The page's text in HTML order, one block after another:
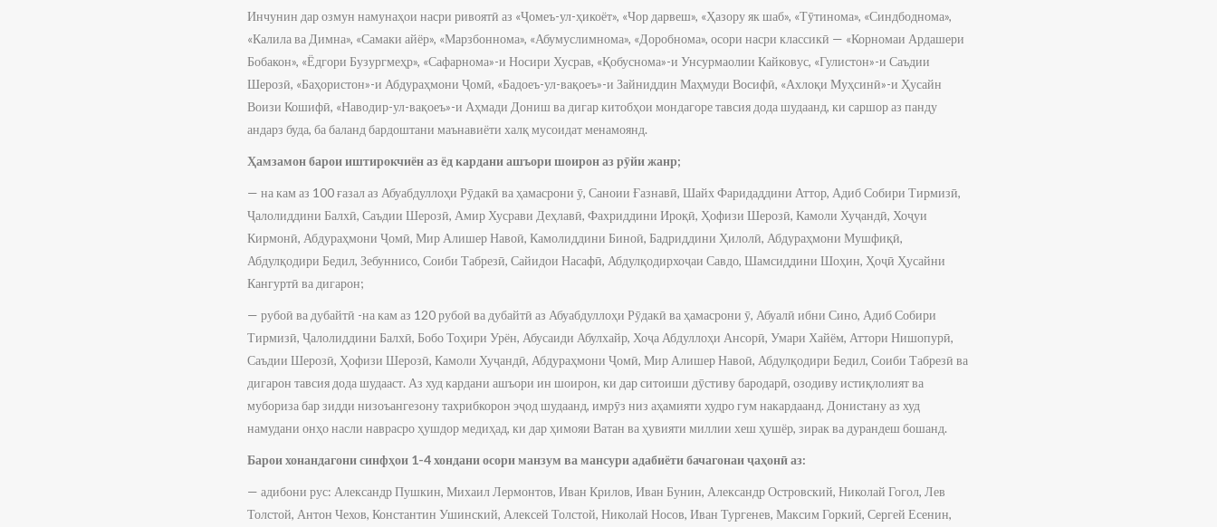
Инчунин дар озмун намунаҳои насри ривоятӣ аз «Ҷомеъ-ул-ҳикоёт», «Чор дарвеш», «Ҳазору як шаб», «Тӯтинома», «Синдбоднома»,
«Калила ва Димна», «Самаки айёр», «Марзбоннома», «Абумуслимнома», «Доробнома», осори насри классикӣ — «Корномаи Ардашери
Бобакон», «Ёдгори Бузургмеҳр», «Сафарнома»-и Носири Хусрав, «Қобуснома»-и Унсурмаолии Кайковус, «Гулистон»-и Саъдии
Шерозӣ, «Баҳористон»-и Абдураҳмони Ҷомӣ, «Бадоеъ-ул-вақоеъ»-и Зайниддин Маҳмуди Восифӣ, «Ахлоқи Муҳсинӣ»-и Ҳусайн
Воизи Кошифӣ, «Наводир-ул-вақоеъ»-и Аҳмади Дониш ва дигар китобҳои мондагоре тавсия дода шудаанд, ки саршор аз панду
андарз буда, ба баланд бардоштани маънавиёти халқ мусоидат менамоянд.
Ҳамзамон барои иштирокчиён аз ёд кардани ашъори шоирон аз рӯйи жанр;
— на кам аз 100 ғазал аз Абуабдуллоҳи Рӯдакӣ ва ҳамасрони ӯ, Саноии Ғазнавӣ, Шайх Фаридаддини Аттор, Адиб Собири Тирмизӣ,
Ҷалолиддини Балхӣ, Саъдии Шерозӣ, Амир Хусрави Деҳлавӣ, Фахриддини Ироқӣ, Ҳофизи Шерозӣ, Камоли Хуҷандӣ, Хоҷуи
Кирмонӣ, Абдураҳмони Ҷомӣ, Мир Алишер Навоӣ, Камолиддини Биноӣ, Бадриддини Ҳилолӣ, Абдураҳмони Мушфиқӣ,
Абдулқодири Бедил, Зебуннисо, Соиби Табрезӣ, Сайидои Насафӣ, Абдулқодирхоҷаи Савдо, Шамсиддини Шоҳин, Ҳоҷӣ Ҳусайни
Кангуртӣ ва дигарон;
— рубоӣ ва дубайтӣ -на кам аз 120 рубоӣ ва дубайтӣ аз Абуабдуллоҳи Рӯдакӣ ва ҳамасрони ӯ, Абуалӣ ибни Сино, Адиб Собири
Тирмизӣ, Ҷалолиддини Балхӣ, Бобо Тоҳири Урён, Абусаиди Абулхайр, Хоҷа Абдуллоҳи Ансорӣ, Умари Хайём, Аттори Нишопурӣ,
Саъдии Шерозӣ, Ҳофизи Шерозӣ, Камоли Хуҷандӣ, Абдураҳмони Ҷомӣ, Мир Алишер Навоӣ, Абдулқодири Бедил, Соиби Табрезӣ ва
дигарон тавсия дода шудааст. Аз худ кардани ашъори ин шоирон, ки дар ситоиши дӯстиву бародарӣ, озодиву истиқлолият ва
мубориза бар зидди низоъангезону тахрибкорон эҷод шудаанд, имрӯз низ аҳамияти худро гум накардаанд. Донистану аз худ
намудани онҳо насли наврасро ҳушдор медиҳад, ки дар ҳимояи Ватан ва ҳувияти миллии хеш ҳушёр, зирак ва дурандеш бошанд.
Барои хонандагони синфҳои 1-4 хондани осори манзум ва мансури адабиёти бачагонаи ҷаҳонӣ аз:
— адибони рус: Александр Пушкин, Михаил Лермонтов, Иван Крилов, Иван Бунин, Александр Островский, Николай Гогол, Лев
Толстой, Антон Чехов, Константин Ушинский, Алексей Толстой, Николай Носов, Иван Тургенев, Максим Горкий, Сергей Есенин,